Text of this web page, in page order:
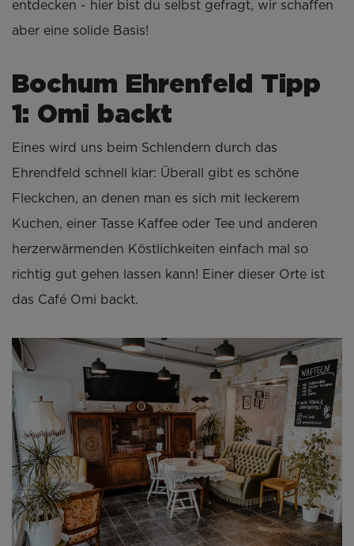
entdecken - hier bist du selbst gefragt, wir schaffen
aber eine solide Basis!
Bochum Ehrenfeld Tipp
1: Omi backt
Eines wird uns beim Schlendern durch das
Ehrendfeld schnell klar: Überall gibt es schöne
Fleckchen, an denen man es sich mit leckerem
Kuchen, einer Tasse Kaffee oder Tee und anderen
herzerwärmenden Köstlichkeiten einfach mal so
richtig gut gehen lassen kann! Einer dieser Orte ist
das Café Omi backt.